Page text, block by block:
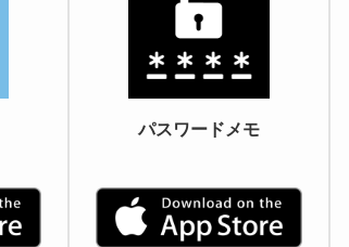
パスワードメモ